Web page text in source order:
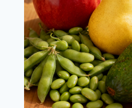
하
루
의
시
작,
당
뇨
에